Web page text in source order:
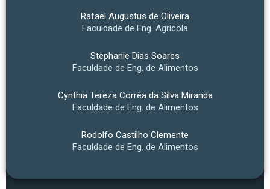
Rafael Augustus de Oliveira
Faculdade de Eng. Agrícola
Stephanie Dias Soares
Faculdade de Eng. de Alimentos
Cynthia Tereza Corrêa da Silva Miranda
Faculdade de Eng. de Alimentos
Rodolfo Castilho Clemente
Faculdade de Eng. de Alimentos